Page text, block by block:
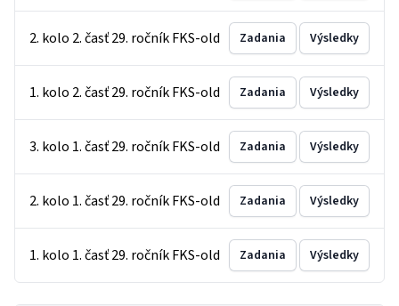
2. kolo 2. časť 29. ročník FKS-old Zadania Výsledky
1. kolo 2. časť 29. ročník FKS-old Zadania Výsledky
3. kolo 1. časť 29. ročník FKS-old Zadania Výsledky
2. kolo 1. časť 29. ročník FKS-old Zadania Výsledky
1. kolo 1. časť 29. ročník FKS-old Zadania Výsledky